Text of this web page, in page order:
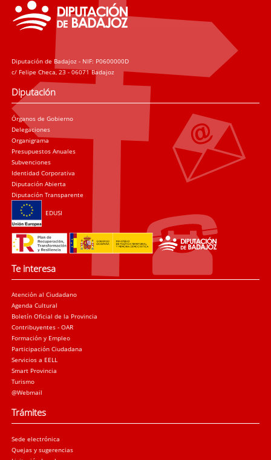
Diputación de Badajoz - NIF: P0600000D
c/ Felipe Checa, 23 - 06071 Badajoz
Diputación
Órganos de Gobierno
Delegaciones
Organigrama
Presupuestos Anuales
Subvenciones
Identidad Corporativa
Diputación Abierta
Diputación Transparente
EDUSI
Te interesa
Atención al Ciudadano
Agenda Cultural
Boletín Oficial de la Provincia
Contribuyentes - OAR
Formación y Empleo
Participación Ciudadana
Servicios a EELL
Smart Provincia
Turismo
@Webmail
Trámites
Sede electrónica
Quejas y sugerencias